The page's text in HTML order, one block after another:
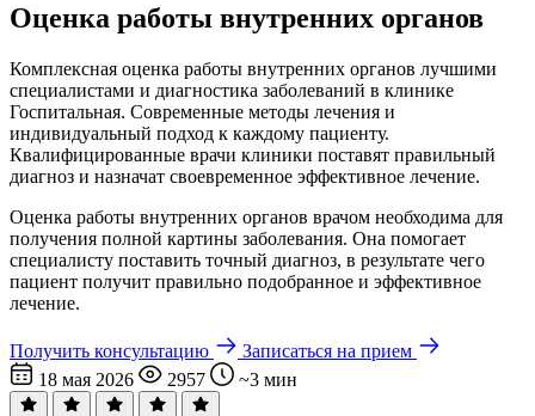
Оценка работы внутренних органов
Комплексная оценка работы внутренних органов лучшими
специалистами и диагностика заболеваний в клинике
Госпитальная. Современные методы лечения и
индивидуальный подход к каждому пациенту.
Квалифицированные врачи клиники поставят правильный
диагноз и назначат своевременное эффективное лечение.
Оценка работы внутренних органов врачом необходима для
получения полной картины заболевания. Она помогает
специалисту поставить точный диагноз, в результате чего
пациент получит правильно подобранное и эффективное
лечение.
Получить консультацию
Записаться на прием
18 мая 2026
2957 ~3 мин